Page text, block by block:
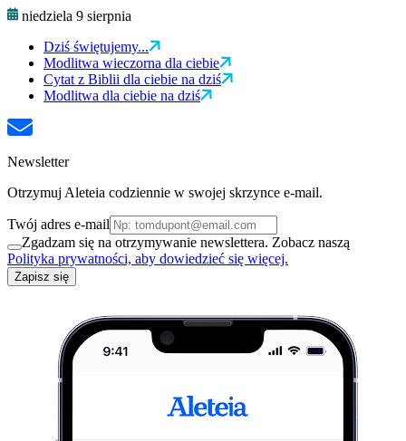
niedziela 9 sierpnia
Dziś świętujemy...
Modlitwa wieczorna dla ciebie
Cytat z Biblii dla ciebie na dziś
Modlitwa dla ciebie na dziś
Newsletter
Otrzymuj Aleteia codziennie w swojej skrzynce e-mail.
Twój adres e-mail
Zgadzam się na otrzymywanie newslettera. Zobacz naszą
Polityka prywatności, aby dowiedzieć się więcej.
Zapisz się